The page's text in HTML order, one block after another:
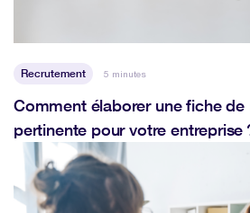
Recrutement 5 minutes
Comment élaborer une fiche
pertinente pour votre entreprise